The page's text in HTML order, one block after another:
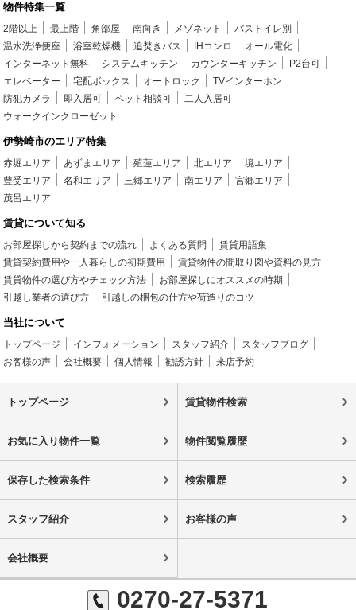
物件特集一覧
2階以上 最上階 角部屋 南向き メゾネット
バストイレ別
温水洗浄便座
浴室乾燥機 追焚きバス IHコンロ
オール電化
インターネット無料
システムキッチン カウンターキッチン
P2台可
エレベーター
宅配ボックス オートロック
TVインターホン
防犯カメラ
即入居可 ペット相談可
二人入居可
ウォークインクローゼット
伊勢崎市のエリア特集
赤堀エリア あずまエリア 殖蓮エリア 北エリア
境エリア
豊受エリア
名和エリア 三郷エリア 南エリア
宮郷エリア
茂呂エリア
賃貸について知る
お部屋探しから契約までの流れ よくある質問
賃貸用語集
賃貸契約費用や一人暮らしの初期費用
賃貸物件の間取り図や資料の見方
賃貸物件の選び方やチェック方法
お部屋探しにオススメの時期
引越し業者の選び方
引越しの梱包の仕方や荷造りのコツ
当社について
トップページ インフォメーション スタッフ紹介
スタッフブログ
お客様の声
会社概要 個人情報 勧誘方針 来店予約
トップページ 賃貸物件検索
お気に入り物件一覧 物件閲覧履歴
保存した検索条件 検索履歴
スタッフ紹介 お客様の声
会社概要
0270-27-5371